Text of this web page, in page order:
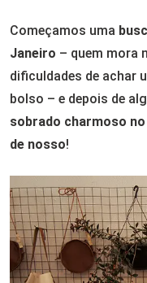
Começamos uma
Janeiro – quem mora
dificuldades de achar
bolso – e depois de
sobrado charmoso
de nosso!